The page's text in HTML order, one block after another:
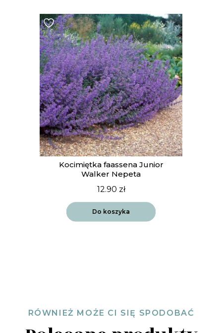
Kocimiętka faassena Junior
Walker Nepeta
12.90 zł
Do koszyka
RÓWNIEŻ MOŻE CI SIĘ SPODOBAĆ